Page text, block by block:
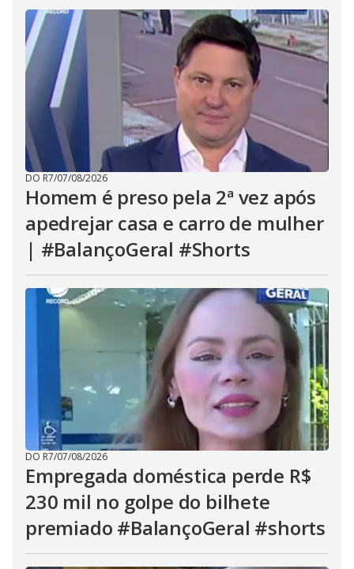
DO R7/07/08/2026
Homem é preso pela 2ª vez após
apedrejar casa e carro de mulher
| #BalançoGeral #Shorts
DO R7/07/08/2026
Empregada doméstica perde R$
230 mil no golpe do bilhete
premiado #BalançoGeral #shorts